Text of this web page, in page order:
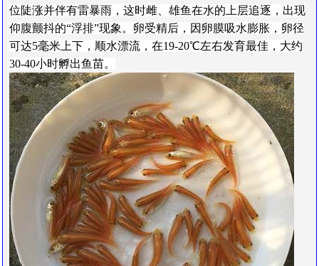
位陡涨并伴有雷暴雨，这时雌、雄鱼在水的上层追逐，出现
仰腹颤抖的“浮排”现象。卵受精后，因卵膜吸水膨胀，卵径
可达5毫米上下，顺水漂流，在19-20℃左右发育最佳，大约
30-40小时孵出鱼苗。